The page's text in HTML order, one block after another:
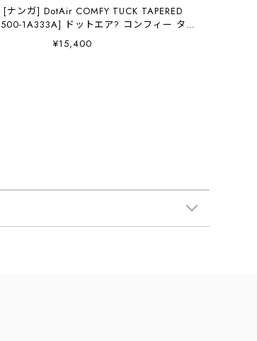
ンガ] DotAir COMFY TUCK TAPERED
1A333A] ドットエア? コンフィー タッ
ドパンツ・パンツ・タックテーパードパン
チ・アウトドア・ビジネス・旅行・MEN'S
¥15,400